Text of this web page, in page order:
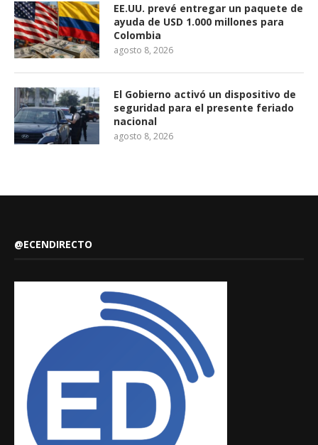
EE.UU. prevé entregar un paquete de
ayuda de USD 1.000 millones para
Colombia
agosto 8, 2026
El Gobierno activó un dispositivo de
seguridad para el presente feriado
nacional
agosto 8, 2026
@ECENDIRECTO